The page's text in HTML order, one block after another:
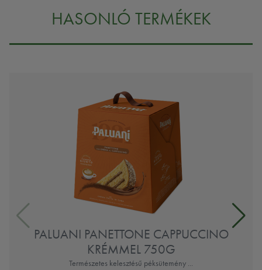
HASONLÓ TERMÉKEK
PALUANI PANETTONE CAPPUCCINO
KRÉMMEL 750G
Természetes kelesztésű péksütemény ...